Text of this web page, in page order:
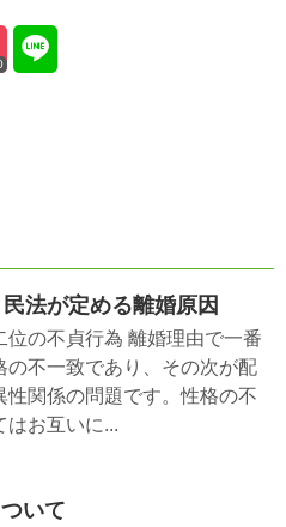
法が定める離婚原因
位の不貞行為 離婚理由で一番
の不一致であり、その次が配
性関係の問題です。性格の不
はお互いに...
いて